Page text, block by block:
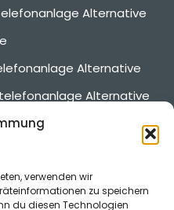
verwenden wir
zu speichern
du diesen Technologien
Alternative
Alternative
Alternative
Alternative